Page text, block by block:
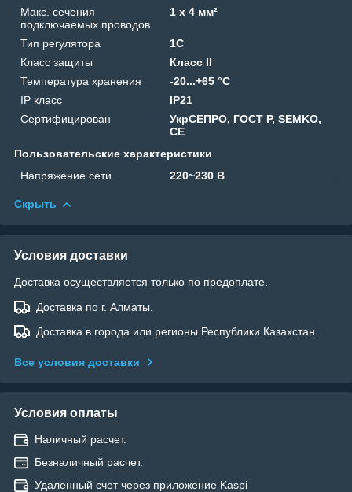
Макс. сечения
подключаемых проводов
1 x 4 мм²
Тип регулятора
1C
Класс защиты
Класс II
Температура хранения
-20...+65 °C
IP класс
IP21
Сертифицирован
УкрСЕПРО, ГОСТ Р, SEMKO,
CE
Пользовательские характеристики
Напряжение сети
220~230 В
Скрыть
Условия доставки
Доставка осуществляется только по предоплате.
Доставка по г. Алматы.
Доставка в города или регионы Республики Казахстан.
Все условия доставки
Условия оплаты
Наличный расчет.
Безналичный расчет.
Удаленный счет через приложение Kaspi